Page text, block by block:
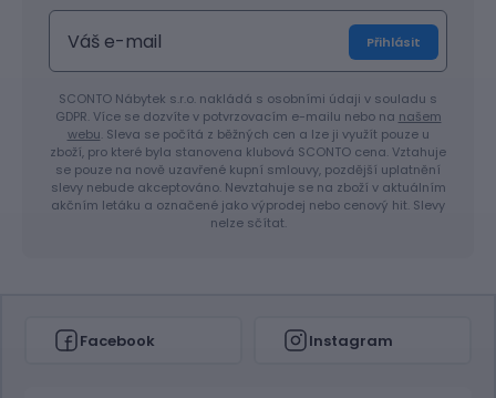
Přihlásit
SCONTO Nábytek s.r.o. nakládá s osobními údaji v souladu s
GDPR. Více se dozvíte v potvrzovacím e-mailu nebo na našem
webu. Sleva se počítá z běžných cen a lze ji využít pouze u
zboží, pro které byla stanovena klubová SCONTO cena. Vztahuje
se pouze na nově uzavřené kupní smlouvy, pozdější uplatnění
slevy nebude akceptováno. Nevztahuje se na zboží v aktuálním
akčním letáku a označené jako výprodej nebo cenový hit. Slevy
nelze sčítat.
Facebook Instagram